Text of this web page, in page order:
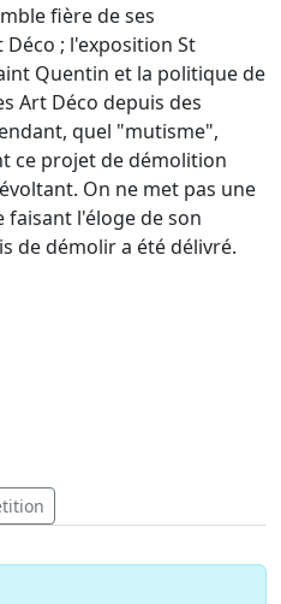
fière de ses
; l'exposition St
Quentin et la politique de
Art Déco depuis des
quel "mutisme",
ce projet de démolition
On ne met pas une
l'éloge de son
de démolir a été délivré.
démolition devait avoir lieu
historiques.
solution se dessine (rachat
en forme pour grands